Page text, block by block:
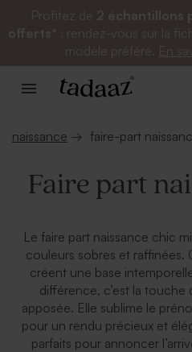
Profitez de 2 échantillons
offerts*
: rendez-vous sur la
modèle préféré. En
naissance → faire-part
Faire part
Le faire part naissance chic
couleurs sobres et raffinées.
créent une base
différence, c’est la
apposée. Elle sublime le
pour un rendu précieux et
parfaits pour annoncer